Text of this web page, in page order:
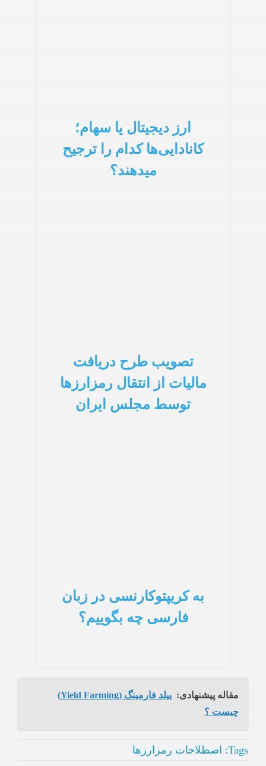
ارز دیجیتال یا سهام؛
کانادایی‌ها کدام را ترجیح
میدهند؟
تصویب طرح دریافت
مالیات از انتقال رمزارزها
توسط مجلس ایران
به کریپتوکارنسی در زبان
فارسی چه بگوییم؟
مقاله پیشنهادی:
ییلد فارمینگ (Yield Farming)
چیست ؟
Tags: اصطلاحات رمزارزها